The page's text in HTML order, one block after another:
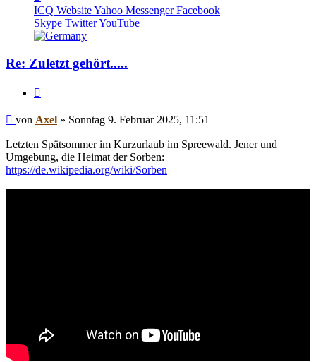
von
Axel
ICQ WebsiteYahoo Messenger Facebook
Skype TwitterYouTube
Re: Zuletzt gehört.....
Beitrag
von Axel » Sonntag 9. Februar 2025, 11:51
Letzten Spätsommer im Kurzurlaub im Spreewald. Jener und
Umgebung, die Heimat der Sorben:
https://de.wikipedia.org/wiki/Sorben